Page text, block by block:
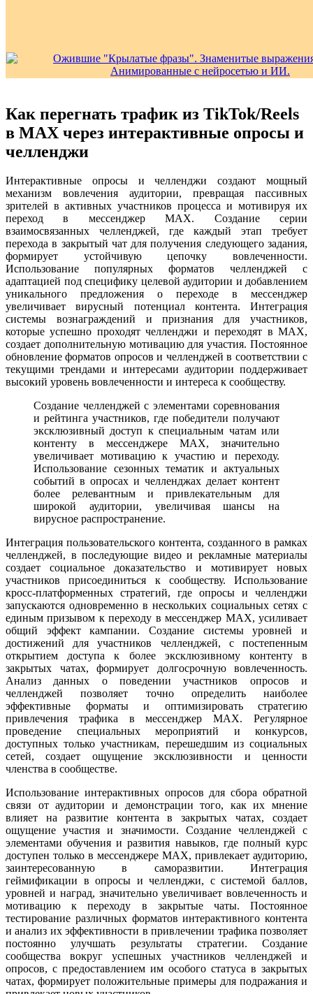
Как перегнать трафик из TikTok/Reels
в MAX через интерактивные опросы и
челленджи
Интерактивные опросы и челленджи создают мощный
механизм вовлечения аудитории, превращая пассивных
зрителей в активных участников процесса и мотивируя их
переход в мессенджер MAX. Создание серии
взаимосвязанных челленджей, где каждый этап требует
перехода в закрытый чат для получения следующего задания,
формирует устойчивую цепочку вовлеченности.
Использование популярных форматов челленджей с
адаптацией под специфику целевой аудитории и добавлением
уникального предложения о переходе в мессенджер
увеличивает вирусный потенциал контента. Интеграция
системы вознаграждений и признания для участников,
которые успешно проходят челленджи и переходят в MAX,
создает дополнительную мотивацию для участия. Постоянное
обновление форматов опросов и челленджей в соответствии с
текущими трендами и интересами аудитории поддерживает
высокий уровень вовлеченности и интереса к сообществу.
Создание челленджей с элементами соревнования
и рейтинга участников, где победители получают
эксклюзивный доступ к специальным чатам или
контенту в мессенджере MAX, значительно
увеличивает мотивацию к участию и переходу.
Использование сезонных тематик и актуальных
событий в опросах и челленджах делает контент
более релевантным и привлекательным для
широкой аудитории, увеличивая шансы на
вирусное распространение.
Интеграция пользовательского контента, созданного в рамках
челленджей, в последующие видео и рекламные материалы
создает социальное доказательство и мотивирует новых
участников присоединиться к сообществу. Использование
кросс-платформенных стратегий, где опросы и челленджи
запускаются одновременно в нескольких социальных сетях с
единым призывом к переходу в мессенджер MAX, усиливает
общий эффект кампании. Создание системы уровней и
достижений для участников челленджей, с постепенным
открытием доступа к более эксклюзивному контенту в
закрытых чатах, формирует долгосрочную вовлеченность.
Анализ данных о поведении участников опросов и
челленджей позволяет точно определить наиболее
эффективные форматы и оптимизировать стратегию
привлечения трафика в мессенджер MAX. Регулярное
проведение специальных мероприятий и конкурсов,
доступных только участникам, перешедшим из социальных
сетей, создает ощущение эксклюзивности и ценности
членства в сообществе.
Использование интерактивных опросов для сбора обратной
связи от аудитории и демонстрации того, как их мнение
влияет на развитие контента в закрытых чатах, создает
ощущение участия и значимости. Создание челленджей с
элементами обучения и развития навыков, где полный курс
доступен только в мессенджере MAX, привлекает аудиторию,
заинтересованную в саморазвитии. Интеграция
геймификации в опросы и челленджи, с системой баллов,
уровней и наград, значительно увеличивает вовлеченность и
мотивацию к переходу в закрытые чаты. Постоянное
тестирование различных форматов интерактивного контента
и анализ их эффективности в привлечении трафика позволяет
постоянно улучшать результаты стратегии. Создание
сообщества вокруг успешных участников челленджей и
опросов, с предоставлением им особого статуса в закрытых
чатах, формирует положительные примеры для подражания и